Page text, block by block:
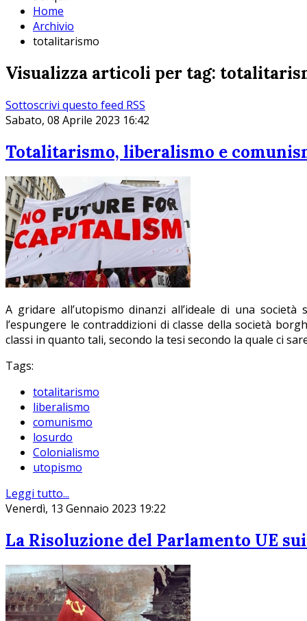
Home
Archivio
totalitarismo
Visualizza articoli per tag:
Sottoscrivi questo feed RSS
Sabato, 08 Aprile 2023 16:42
Totalitarismo, liberalismo e
A gridare all’utopismo dinanzi all’ideale di una
l’espungere le contraddizioni di classe della società
classi in quanto tali, secondo la tesi secondo la quale ci
Tags:
totalitarismo
liberalismo
comunismo
losurdo
Colonialismo
utopismo
Leggi tutto...
Venerdì, 13 Gennaio 2023 19:22
La Risoluzione del Parlamento UE